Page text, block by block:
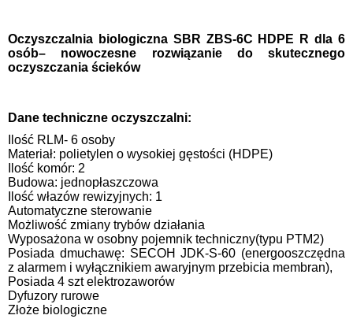
Oczyszczalnia biologiczna SBR ZBS-6C HDPE R dla 6
osób– nowoczesne rozwiązanie do skutecznego
oczyszczania ścieków
Dane techniczne oczyszczalni:
Ilość RLM- 6 osoby
Materiał: polietylen o wysokiej gęstości (HDPE)
Ilość komór: 2
Budowa: jednopłaszczowa
Ilość włazów rewizyjnych: 1
Automatyczne sterowanie
Możliwość zmiany trybów działania
Wyposażona w osobny pojemnik techniczny(typu PTM2)
Posiada dmuchawę: SECOH JDK-S-60 (energooszczędna
z alarmem i wyłącznikiem awaryjnym przebicia membran),
Posiada 4 szt elektrozaworów
Dyfuzory rurowe
Złoże biologiczne